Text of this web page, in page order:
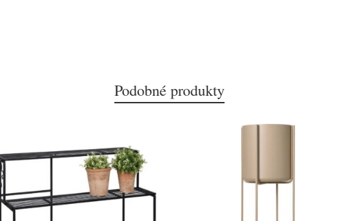
Podobné produkty